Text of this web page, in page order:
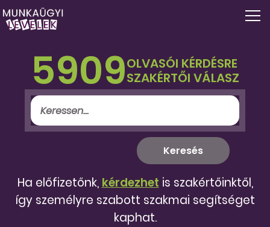
5909OLVASÓI KÉRDÉSRE
SZAKÉRTŐI VÁLASZ
Ha előfizetőnk, kérdezhet is szakértőinktől,
így személyre szabott szakmai segítséget
kaphat.